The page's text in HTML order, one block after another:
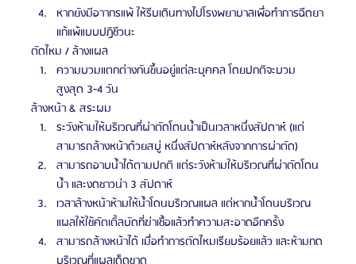
หากยังมีอาากรแพ้ ให้รีบเดินทางไปโรงพยาบาลเพื่อทําการฉีดยา
แก้แพ้แบบปฏิชีวนะ
ตัดไหม / ล้างแผล
ความบวมแตกต่างกันขึ้นอยู่แต่ละบุคคล โดยปกติจะบวม
สูงสุด 3-4 วัน
ล้างหน้า & สระผม
ระวังห้ามให้บริเวณที่ผ่าตัดโดนน้ำเป็นเวลาหนึ่งสัปดาห์ (แต่
สามารถล้างหน้าด้วยสบู่ หนึ่งสัปดาห์หลังจากการผ่าตัด)
สามารถอาบน้ำได้ตามปกติ แต่ระวังห้ามให้บริเวณที่ผ่าตัดโดน
น้ำ และงดซาวน่า 3 สัปดาห์
เวลาล้างหน้าห้ามให้น้ำโดนบริเวณแผล แต่หากน้ำโดนบริเวณ
แผลให้ใช้คัตเติ้ลบัดที่ฆ่าเชื้อแล้วทําความสะอาดอีกครั้ง
สามารถล้างหน้าได้ เมื่อทำการตัดไหมเรียบร้อยแล้ว และห้ามกด